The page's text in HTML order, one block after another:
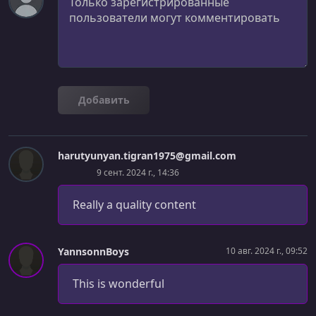
Clipboard (Copy & Paste)
УРОК 29.
Canvas Settings
Zoom Tool
УРОК 31. 00:26:16
History (Undo & Redo)
Hotkeys & Shortcuts
Добавить
harutyunyan.tigran1975@gmail.com
9 сент. 2024 г., 14:36
Really a quality content
YannsonnBoys 10 авг. 2024 г., 09:52
This is wonderful